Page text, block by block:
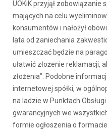
UOKiK przyjął zobowiązanie
mających na celu
konsumentów i nałożył
lata od zaniechania
umieszczać będzie na
ułatwić złożenie reklamacji,
złożenia”. Podobne
internetowej spółki, w
na ladzie w Punktach
gwarancyjnych we
formie ogłoszenia o formacie